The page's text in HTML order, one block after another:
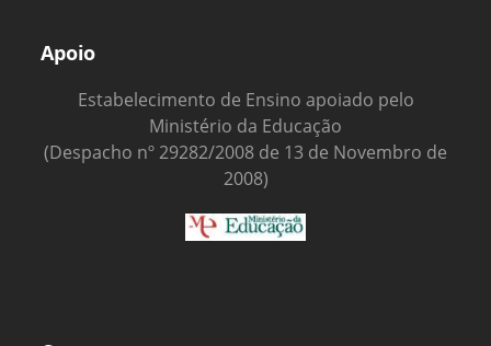
Apoio
Estabelecimento de Ensino apoiado pelo
Ministério da Educação
(Despacho nº 29282/2008 de 13 de Novembro de
2008)